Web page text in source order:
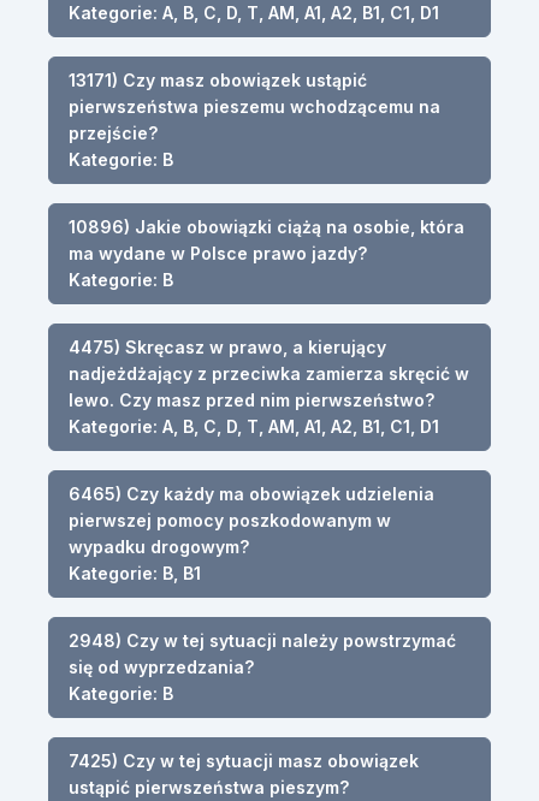
Kategorie: A, B, C, D, T, AM, A1, A2, B1, C1, D1
13171) Czy masz obowiązek ustąpić
pierwszeństwa pieszemu wchodzącemu na
przejście?
Kategorie: B
10896) Jakie obowiązki ciążą na osobie, która
ma wydane w Polsce prawo jazdy?
Kategorie: B
4475) Skręcasz w prawo, a kierujący
nadjeżdżający z przeciwka zamierza skręcić w
lewo. Czy masz przed nim pierwszeństwo?
Kategorie: A, B, C, D, T, AM, A1, A2, B1, C1, D1
6465) Czy każdy ma obowiązek udzielenia
pierwszej pomocy poszkodowanym w
wypadku drogowym?
Kategorie: B, B1
2948) Czy w tej sytuacji należy powstrzymać
się od wyprzedzania?
Kategorie: B
7425) Czy w tej sytuacji masz obowiązek
ustąpić pierwszeństwa pieszym?